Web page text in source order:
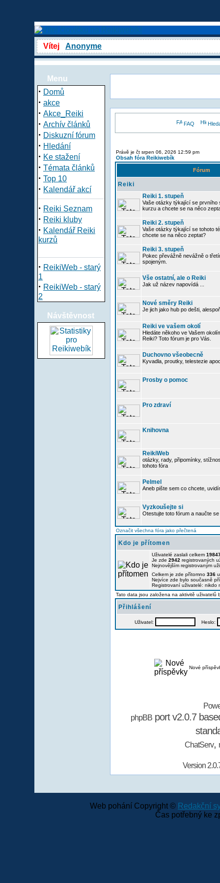
Vítej Anonyme
Menu
· Domů
· akce
· Akce_Reiki
· Archív článků
· Diskuzní fórum
· Hledání
· Ke stažení
· Témata článků
· Top 10
· Kalendář akcí
· Reiki Seznam
· Reiki kluby
· Kalendář Reiki
kurzů
· ReikiWeb - starý
1
· ReikiWeb - starý
2
Návštěvnost
FAQ
Právě je čt srpen 06, 2026 12:59 pm
Obsah fóra Reikiwebík
Fórum
Reiki
Reiki 1. stupeň
Vaše otázky týkající se prvního
kurzu a chcete se na něco
Reiki 2. stupeň
Vaše otázky týkající se tohoto
chcete se na něco zeptat?
Reiki 3. stupeň
Pokec převážně nevážně o
spojeným.
Vše ostatní, ale o Reiki
Jak už název napovídá ...
Nové směry Reiki
Je jich jako hub po dešti,
Reiki ve vašem okolí
Hledáte někoho ve Vašem
Reiki? Toto fórum je pro Vás.
Duchovno všeobecně
Kyvadla, proutky, telestezie
Prosby o pomoc
Pro zdraví
Knihovna
ReikiWeb
otázky, rady, připomínky,
tohoto fóra
Pelmel
Aneb pište sem co chcete,
Vyzkoušejte si
Otestujte toto fórum a naučte
Označit všechna fóra jako přečtená
Kdo je přítomen
Uživatelé zaslali celkem
Je zde 2942 registrovaných
Nejnovějším registrovaným
Celkem je zde přítomno 336
Nejvíce zde bylo současně
Registrovaní uživatelé: nikdo
Tato data jsou založena na aktivitě uživatelů
Přihlášení
Uživatel: Heslo:
Nové
phpBBport v2.0.7
ChatServ,
Version
Web pohání Copyright © Redakční
Čas potřebný ke